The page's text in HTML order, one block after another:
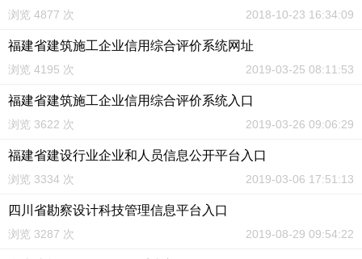
浏览 4877 次 2018-10-23 16:34:09
福建省建筑施工企业信用综合评价系统网址
浏览 4195 次 2019-03-25 08:11:53
福建省建筑施工企业信用综合评价系统入口
浏览 3622 次 2019-03-26 09:06:29
福建省建设行业企业和人员信息公开平台入口
浏览 3334 次 2019-03-06 17:51:13
四川省勘察设计科技管理信息平台入口
浏览 3287 次 2019-08-29 09:54:22